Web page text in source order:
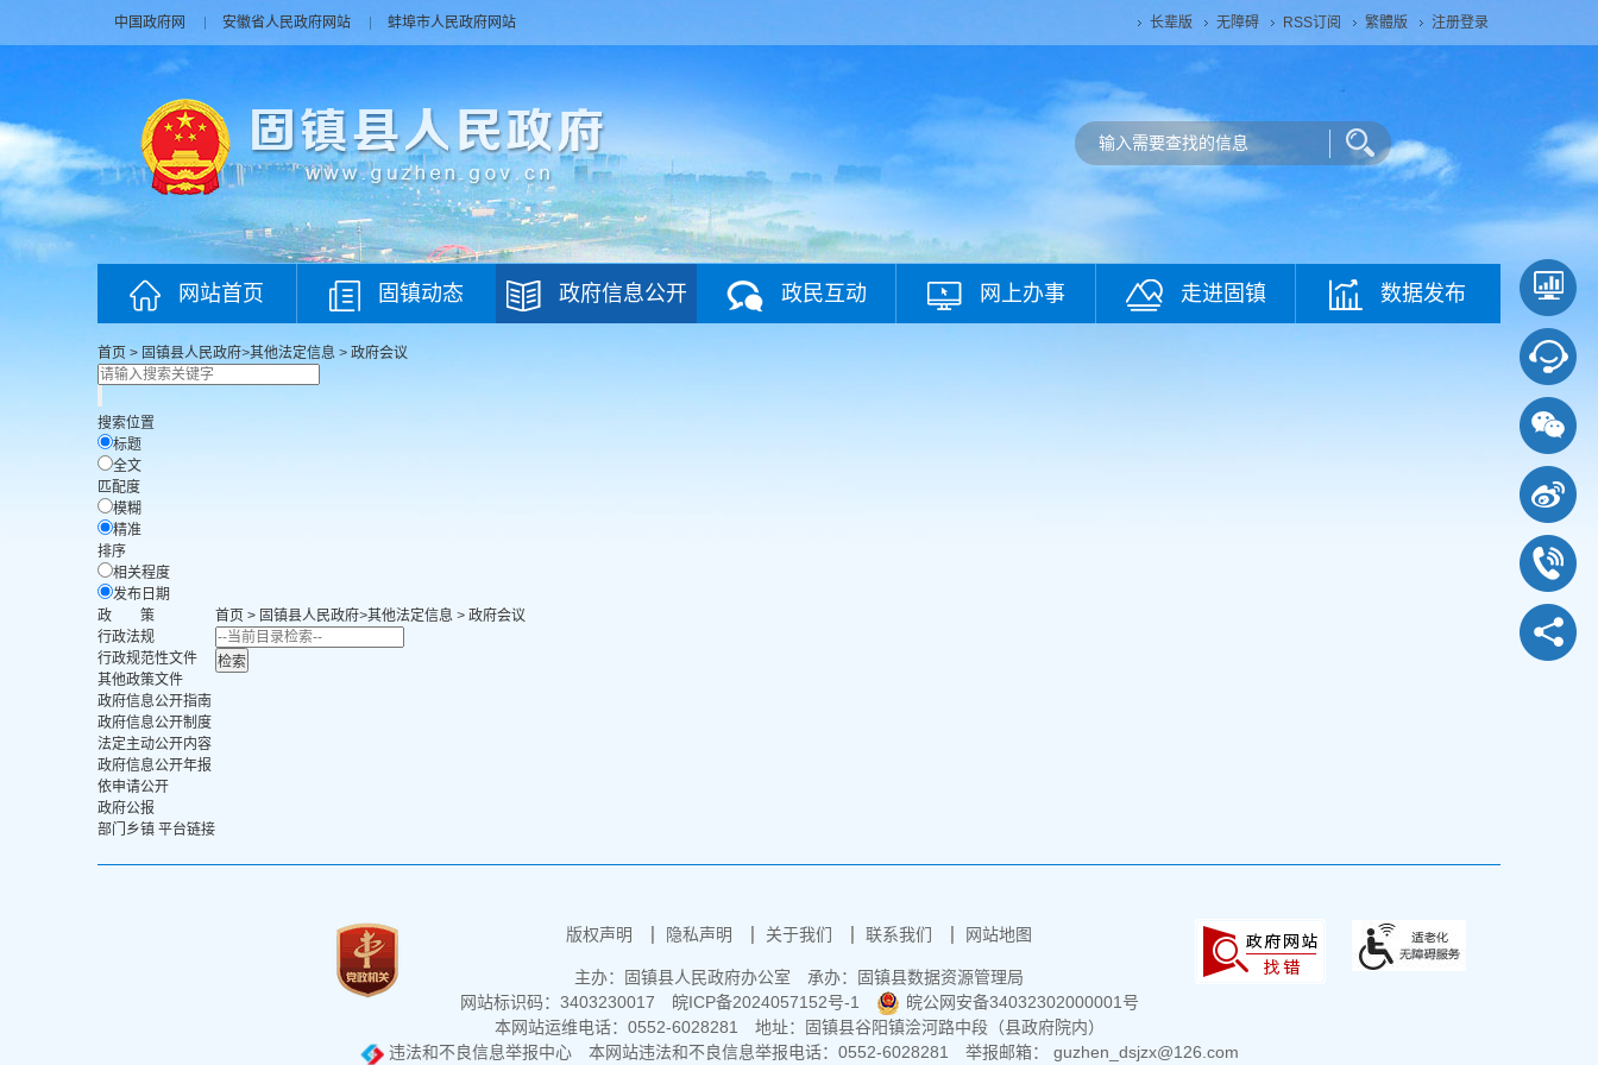
中国政府网 安徽省人民政府网站 蚌埠市人民政府网站 长辈版 无障碍 RSS订阅 繁體版 注册登录
网站首页 固镇动态 政府信息公开 政民互动 网上办事 走进固镇 数据发布
首页 > 固镇县人民政府>其他法定信息 > 政府会议
搜索位置
标题
全文
匹配度
模糊
精准
排序
相关程度
发布日期
政 策
行政法规
行政规范性文件
其他政策文件
政府信息公开指南
政府信息公开制度
法定主动公开内容
政府信息公开年报
依申请公开
政府公报
部门乡镇 平台链接
首页 > 固镇县人民政府>其他法定信息 > 政府会议
版权声明 隐私声明 关于我们 联系我们 网站地图
主办：固镇县人民政府办公室
承办：固镇县数据资源管理局
网站标识码：3403230017
皖ICP备2024057152号-1
皖公网安备34032302000001号
本网站运维电话：0552-6028281
地址：固镇县谷阳镇浍河路中段（县政府院内）
违法和不良信息举报中心
本网站违法和不良信息举报电话：0552-6028281 举报邮箱： guzhen_dsjzx@126.com